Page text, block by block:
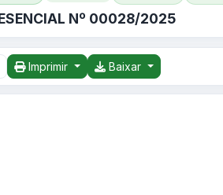
Nº 00028/2025
Imprimir Baixar